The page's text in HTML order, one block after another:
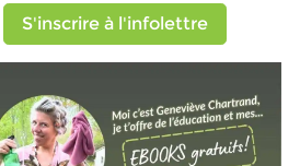
S'inscrire à l'infolettre